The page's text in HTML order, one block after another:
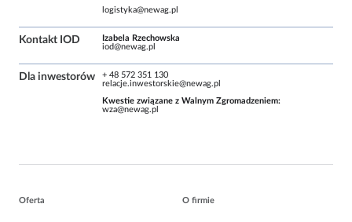
logistyka@newag.pl
Kontakt IOD
Izabela Rzechowska
iod@newag.pl
Dla inwestorów
+ 48 572 351 130
relacje.inwestorskie@newag.pl
Kwe­stie zwią­zane z Wal­nym Zgro­ma­dze­niem:
wza@newag.pl
Oferta O firmie